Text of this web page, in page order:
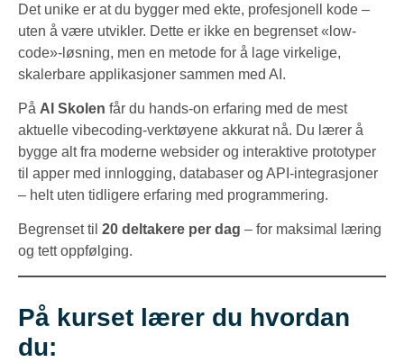
Det unike er at du bygger med ekte, profesjonell kode –
uten å være utvikler. Dette er ikke en begrenset «low-
code»-løsning, men en metode for å lage virkelige,
skalerbare applikasjoner sammen med AI.
På AI Skolen får du hands-on erfaring med de mest
aktuelle vibecoding-verktøyene akkurat nå. Du lærer å
bygge alt fra moderne websider og interaktive prototyper
til apper med innlogging, databaser og API-integrasjoner
– helt uten tidligere erfaring med programmering.
Begrenset til 20 deltakere per dag – for maksimal læring
og tett oppfølging.
På kurset lærer du hvordan
du: